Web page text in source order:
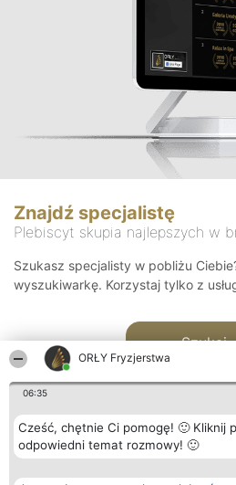
ORŁY Fryzjerstwa
06:35
Cześć, chętnie Ci pomogę! 🙂 Kliknij
odpowiedni temat rozmowy! 🙂
Znajdź specjalistę
Plebiscyt skupia najlepszych w
Szukasz specjalisty w pobliżu
wyszukiwarkę. Korzystaj tylko z
Szukaj
Organizator plebiscytu Plebiscyt